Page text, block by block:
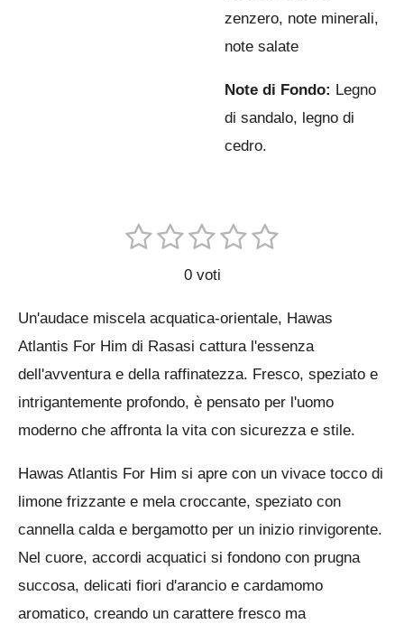
zenzero, note minerali,
note salate
Note di Fondo: Legno
di sandalo, legno di
cedro.
u
t
a
z
i
1
e
l
l
a
2
e
l
l
e
3
s
e
l
l
e
4
s
e
l
l
e
5
e
l
l
e
i
l
u
o
o
o
0 voti
Un'audace miscela acquatica-orientale, Hawas
Atlantis For Him di Rasasi cattura l'essenza
dell'avventura e della raffinatezza. Fresco, speziato e
intrigantemente profondo, è pensato per l'uomo
moderno che affronta la vita con sicurezza e stile.
Hawas Atlantis For Him si apre con un vivace tocco di
limone frizzante e mela croccante, speziato con
cannella calda e bergamotto per un inizio rinvigorente.
Nel cuore, accordi acquatici si fondono con prugna
succosa, delicati fiori d'arancio e cardamomo
aromatico, creando un carattere fresco ma